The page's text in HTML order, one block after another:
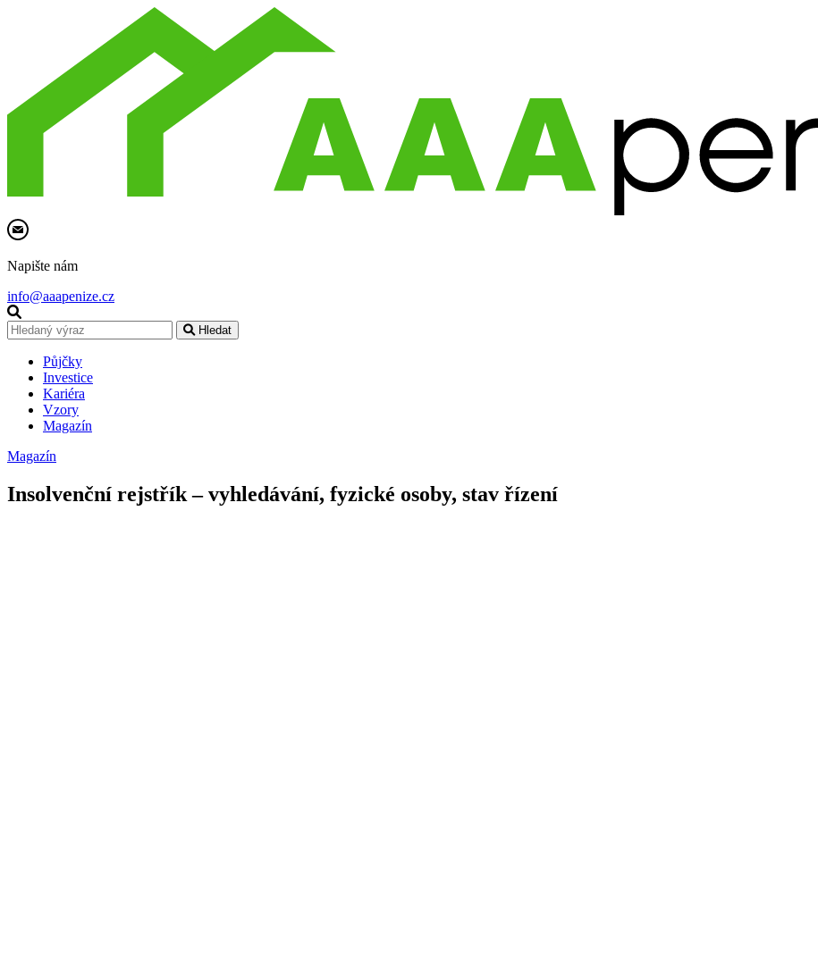
Napište nám
info@aaapenize.cz
Hledat
Půjčky
Investice
Kariéra
Vzory
Magazín
Magazín
Insolvenční rejstřík – vyhledávání, fyzické osoby, stav řízení